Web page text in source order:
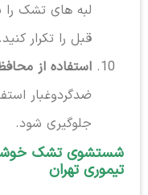
لبه های تشک را
قبل را تکرار کنید.
استفاده از
ضدگردوغبار
جلوگیری شود.
شستشوی تشک
تیموری تهران